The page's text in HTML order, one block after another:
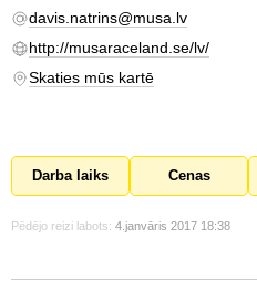
davis.natrins@musa.lv
http://musaraceland.se/lv/
Skaties mūs kartē
Darba laiks Cenas
Pēdējo reizi labots: 4.janvāris 2017 18:38